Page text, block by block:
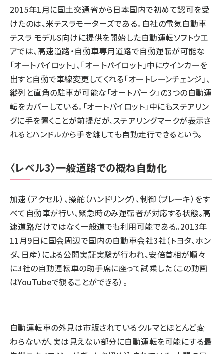
2015年1月に国土交通省から日本国内で初めて認可を受
けたのは、米テスラモーターズである。自社の電気自動車
テスラ モデルS向けに提供を開始した自動運転ソフトウエ
アでは、高速道路・自動車専用道路で自動運転が可能な
「オートパイロット」、「オートパイロット」中にウインカーを
出すと自動で車線変更してくれる「オートレーンチェンジ」、
縦列と直角の駐車が可能な「オートパーク」の3つの自動運
転をカバーしている。「オートパイロット」中にもステアリン
グに手を置くことが前提だが、ステアリングマークが表示さ
れるとハンドルから手を離しても自動走行できるという。
〈レベル3〉一般道路での概ね自動化
加速（アクセル）、操舵（ハンドリング）、制御（ブレーキ）をす
べて自動車が行い、緊急時のみ運転者が対応する状態。高
速道路だけではなく一般道でも利用可能である。2013年
11月9日に国会周辺で国内の自動車会社3社（トヨタ、ホン
ダ、日産）による公開実証実験が行われ、安倍首相が順々
に3社の自動運転車の助手席に座って試乗した（この動画
はYouTubeで観ることができる）。
自動運転車の外見は市販されているクルマとほとんど変
わらないが、実は見えない部分に自動運転を可能にする最